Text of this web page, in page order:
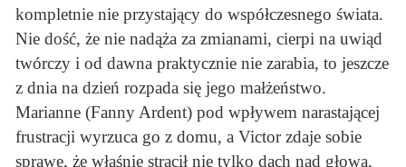
kompletnie nie przystający do współczesnego świata.
Nie dość, że nie nadąża za zmianami, cierpi na uwiąd
twórczy i od dawna praktycznie nie zarabia, to jeszcze
z dnia na dzień rozpada się jego małżeństwo.
Marianne (Fanny Ardent) pod wpływem narastającej
frustracji wyrzuca go z domu, a Victor zdaje sobie
sprawę, że właśnie stracił nie tylko dach nad głową,